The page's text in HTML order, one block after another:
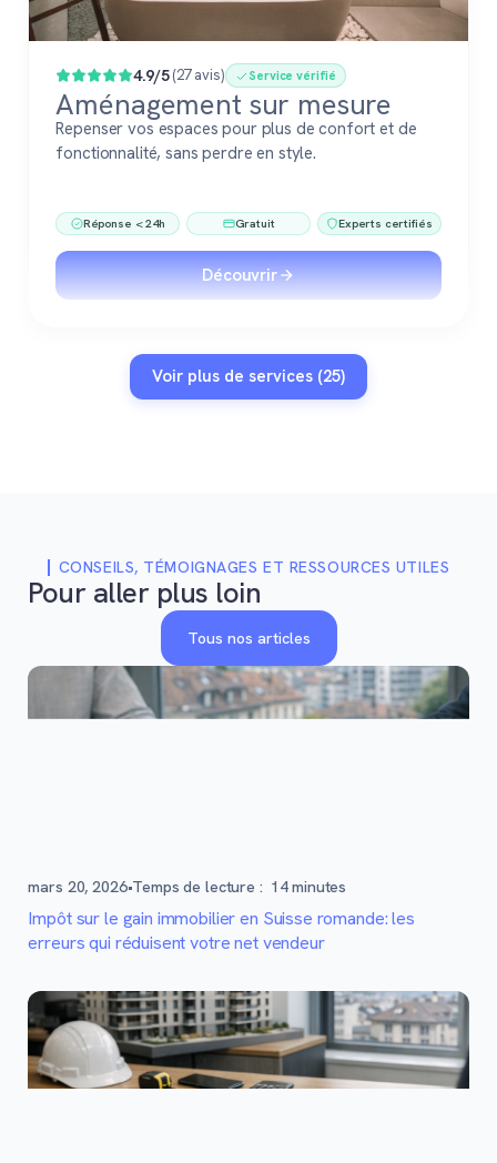
4.9/5(27 avis) Service vérifié
Aménagement sur mesure
Repenser vos espaces pour plus de confort et de
fonctionnalité, sans perdre en style.
Réponse < 24h Gratuit Experts certifiés
Découvrir
Voir plus de services (25)
CONSEILS, TÉMOIGNAGES ET RESSOURCES UTILES
Pour aller plus loin
Tous nos articles
mars 20, 2026•Temps de lecture : 14minutes
Impôt sur le gain immobilier en Suisse romande: les
erreurs qui réduisent votre net vendeur